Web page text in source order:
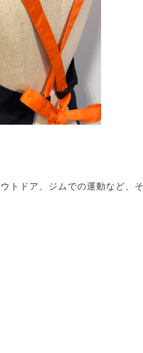
トドア、ジムでの運動など、